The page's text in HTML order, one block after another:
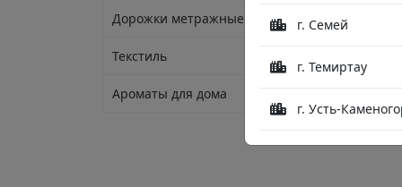
г. Семей
г. Темиртау
г. Усть-
Дорожки метражные
Текстиль
Ароматы для дома